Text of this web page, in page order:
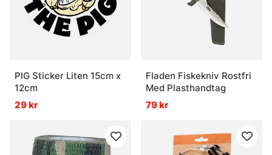
PIG Sticker Liten 15cm x
12cm
29 kr
Fladen Fiskekniv Rostfri
Med Plasthandtag
79 kr